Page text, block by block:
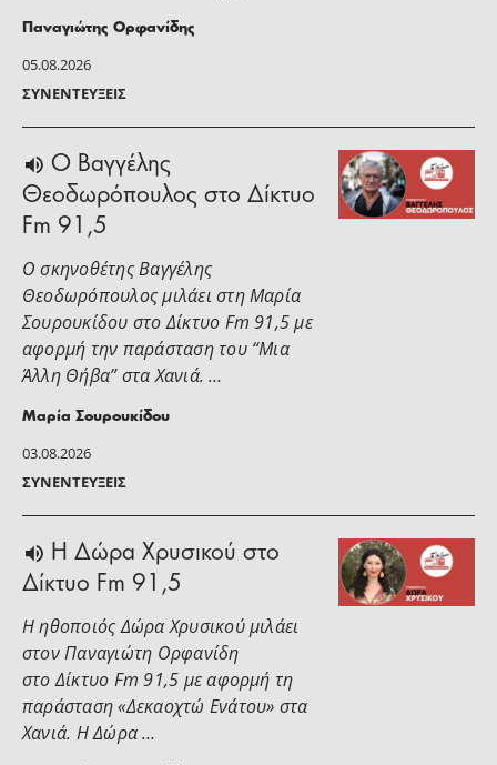
05.08.2026
ΣΥΝΕΝΤΕΎΞΕΙΣ
Παναγιώτης Ορφανίδης
03.08.2026
ΣΥΝΕΝΤΕΎΞΕΙΣ
Ο Βαγγέλης
Θεοδωρόπουλος στο Δίκτυο
Fm 91,5
Ο σκηνοθέτης Βαγγέλης
Θεοδωρόπουλος μιλάει στη Μαρία
Σουρουκίδου στο Δίκτυο Fm 91,5 με
αφορμή την παράσταση του “Μια
Άλλη Θήβα” στα Χανιά. …
Μαρία Σουρουκίδου
H Δώρα Χρυσικού στο
Δίκτυο Fm 91,5
Η ηθοποιός Δώρα Χρυσικού μιλάει
στoν Παναγιώτη Ορφανίδη
στο Δίκτυο Fm 91,5 με αφορμή τη
παράσταση «Δεκαοχτώ Ενάτου» στα
Χανιά. Η Δώρα …